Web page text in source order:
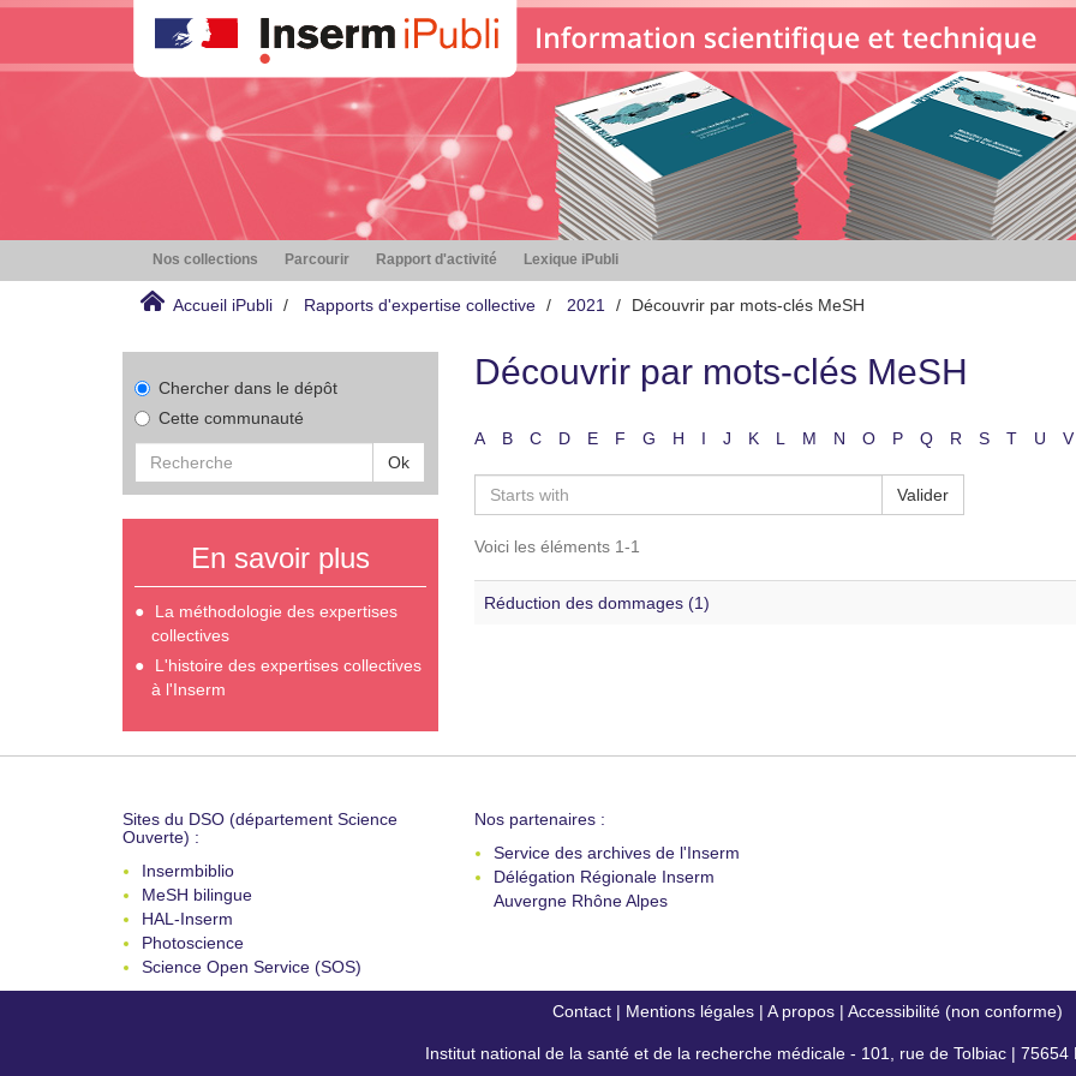
Nos collections Parcourir Rapport d'activité Lexique iPubli
Accueil iPubli Rapports d'expertise collective 2021 Découvrir par mots-clés MeSH
Chercher dans le dépôt
Cette communauté
Ok
En savoir plus
La méthodologie des expertises
collectives
L'histoire des expertises collectives
à l'Inserm
Découvrir par mots-clés MeSH
A B C D E F G H I J K L M N O P Q R S T U V
Valider
Voici les éléments 1-1
Réduction des dommages (1)
Sites du DSO (département Science
Ouverte) :
Insermbiblio
MeSH bilingue
HAL-Inserm
Photoscience
Science Open Service (SOS)
Nos partenaires :
Service des archives de l'Inserm
Délégation Régionale Inserm
Auvergne Rhône Alpes
Contact| Mentions légales| A propos| Accessibilité (non conforme)
Institut national de la santé et de la recherche médicale - 101, rue de Tolbiac | 75654